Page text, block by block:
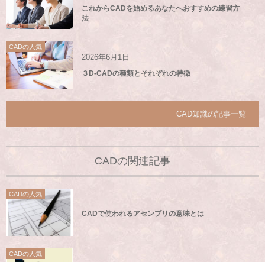
これからCADを始めるあなたへおすすめの練習方
法
CADの人気
2026年6月1日
３D-CADの種類とそれぞれの特徴
CAD知識の記事一覧
CADの関連記事
CADの人気
CADで使われるアセンブリの意味とは
CADの人気